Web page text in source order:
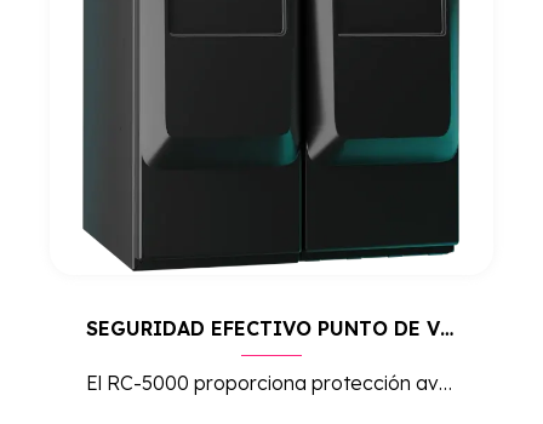
SEGURIDAD EFECTIVO PUNTO DE VENTA RC-5000
El RC-5000 proporciona protección avanzada para el manejo de efectivo en puntos de venta, optimizando la seguridad y la eficiencia operativa en entornos de alto volumen de transacciones.